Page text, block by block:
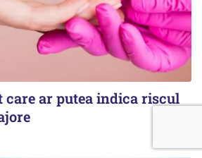
care ar putea indica riscul